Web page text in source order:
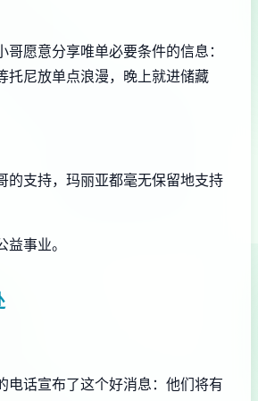
哥愿意分享唯单必要条件的信息：
托尼放单点浪漫，晚上就进储藏
的支持，玛丽亚都毫无保留地支持
事业。
电话宣布了这个好消息：他们将有